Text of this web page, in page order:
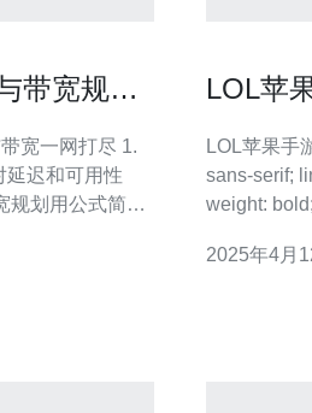
带宽规划
一网打尽 1.
延迟和可用性
规划用公式简化
/VPN）、中档
LOL苹
LOL苹果手游新加坡
sans-serif; line-height: 1.6; } h1 { font-size: 24px; font-
2025年4月